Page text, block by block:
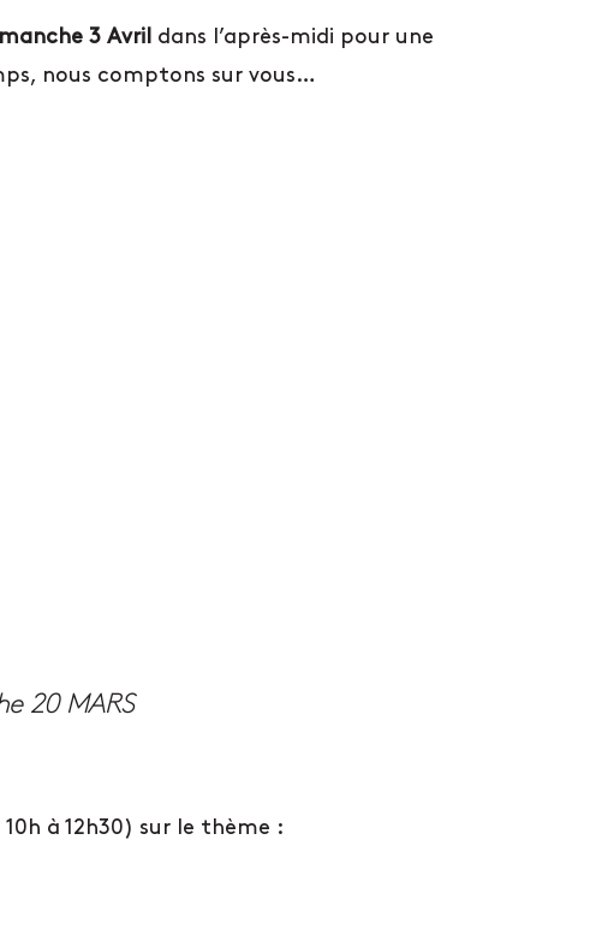
3 Avrildans l’après-midi pour une
nous comptons sur vous…
à 12h30) sur le thème :